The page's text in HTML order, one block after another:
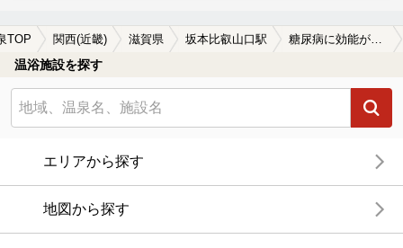
TOP 関西(近畿) 滋賀県 坂本比叡山口駅 糖尿病に効能がある坂本比叡山口駅近くの温泉、日帰り温泉、スーパー銭湯おすすめ
温浴施設を探す
エリアから探す
地図から探す